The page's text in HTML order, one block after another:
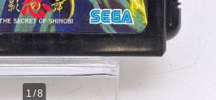
1 /8